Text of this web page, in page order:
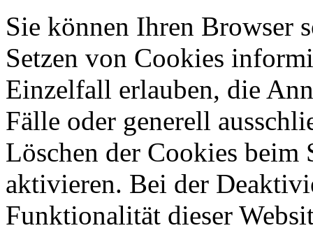
Sie können Ihren Browser
Setzen von Cookies
Einzelfall erlauben, die
Fälle oder generell
Löschen der Cookies beim
aktivieren. Bei der
Funktionalität dieser